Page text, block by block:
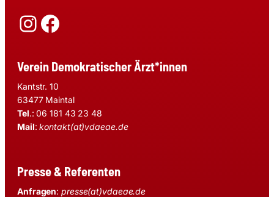
Instagram
Facebook
Verein Demokratischer Ärzt*innen
Kantstr. 10
63477 Maintal
Tel.: 06 181 43 23 48
Mail:kontakt(at)vdaeae.de
Presse & Referenten
Anfragen:presse(at)vdaeae.de